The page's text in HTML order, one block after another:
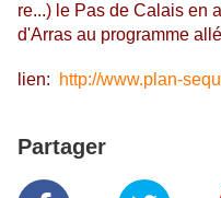
re...) le Pas de Calais en
d'Arras au programme
lien: http://www.plan-
Partager